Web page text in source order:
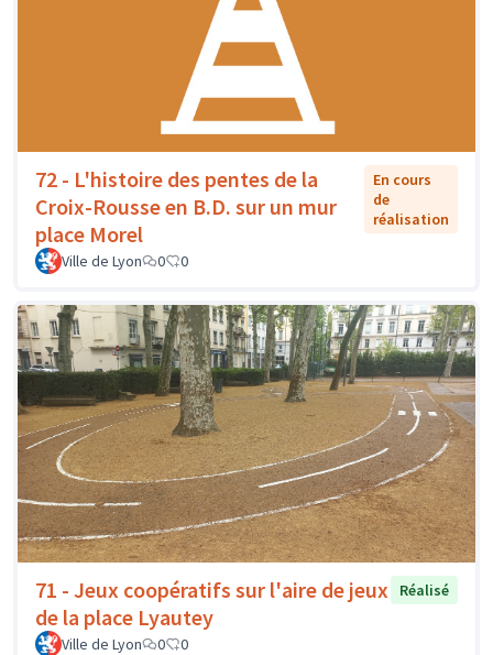
72 - L'histoire des pentes de la
Croix-Rousse en B.D. sur un mur
place Morel
En cours
de
réalisation
Ville de Lyon 0 0
71 - Jeux coopératifs sur l'aire de jeux
de la place Lyautey
Réalisé
Ville de Lyon 0 0